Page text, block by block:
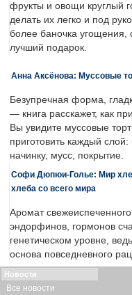
фрукты и овощи круглый
делать их легко и под
более баночка
лучший подарок.
Анна Аксёнова: Муссовые
Безупречная форма,
— книга расскажет, как
Вы увидите муссовые
приготовить каждый
начинку, мусс, покрытие.
Софи Дюпюи-Голье: Мир
хлеба со всего мира
Аромат
эндорфинов, гормонов
генетическом уровне,
основа повседневного
Новости
Все новости